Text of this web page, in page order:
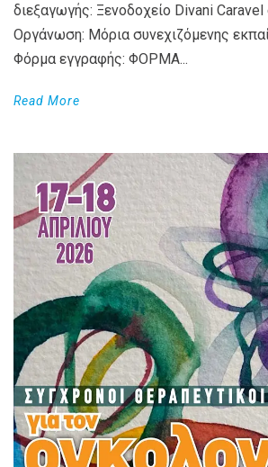
διεξαγωγής: Ξενοδοχείο Divani
Οργάνωση: Μόρια συνεχιζόμενης
Φόρμα εγγραφής: ΦΟΡΜΑ...
Read More